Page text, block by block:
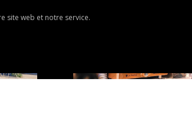
site web et notre service.